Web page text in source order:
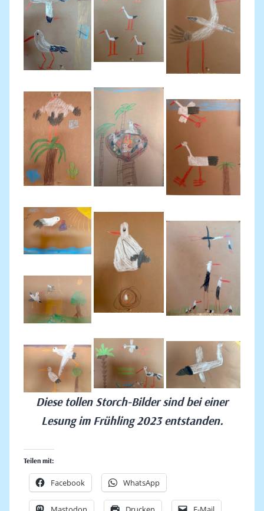
Diese tollen Storch-Bilder sind bei einer
Lesung im Frühling 2023 entstanden.
Teilen mit:
Facebook WhatsApp